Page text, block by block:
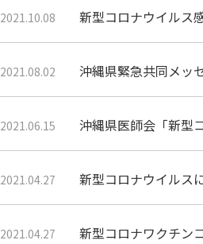
2021.10.08 新型コロナウイルス
2021.08.02 沖縄県緊急共同メッ
2021.06.15 沖縄県医師会「新型
2021.04.27 新型コロナウイルス
2021.04.27 新型コロナワクチン